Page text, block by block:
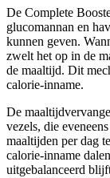
De Complete
glucomannan en
kunnen geven.
zwelt het op in de
de maaltijd. Dit
calorie-inname.
De
vezels, die
maaltijden per dag
calorie-inname
uitgebalanceerd